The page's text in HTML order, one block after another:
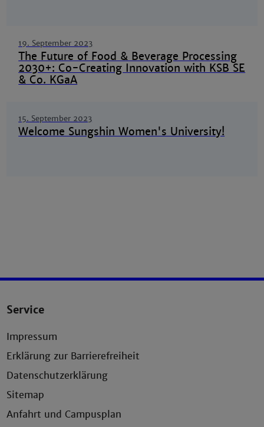
19. September 2023
The Future of Food & Beverage Processing
2030+: Co-Creating Innovation with KSB SE
& Co. KGaA
15. September 2023
Welcome Sungshin Women's University!
Service
Impressum
Erklärung zur Barrierefreiheit
Datenschutzerklärung
Sitemap
Anfahrt und Campusplan